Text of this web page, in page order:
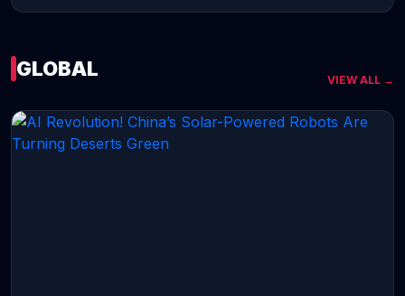
GLOBAL VIEW ALL →